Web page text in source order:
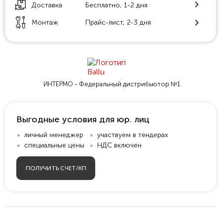
Доставка Бесплатно, 1-2 дня
Монтаж Прайс-лист, 2-3 дня
ИНТЕРМО - Федеральный дистрибьютор №1
Выгодные условия для юр. лиц
личный менеджер
специальные цены
участвуем в тендерах
НДС включен
ПОЛУЧИТЬ СЧЕТ/КП